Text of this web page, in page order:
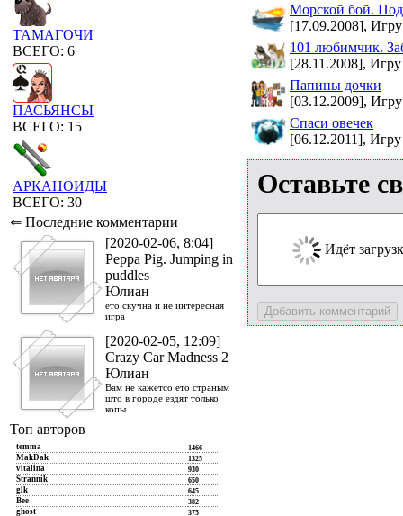
ТАМАГОЧИ
ВСЕГО: 6
ПАСЬЯНСЫ
ВСЕГО: 15
АРКАНОИДЫ
ВСЕГО: 30
⇐ Последние комментарии
[2020-02-06, 8:04]
Peppa Pig. Jumping in
puddles
Юлиан
ето скучна и не интересная
игра
[2020-02-05, 12:09]
Crazy Car Madness 2
Юлиан
Вам не кажетсо ето страным
што в городе ездят только
копы
Топ авторов
temma 1466
MakDak 1325
vitalina 930
Strannik 650
glk 645
Bee 382
ghost 375
Морской бой.
[17.09.2008],
101 любимчик.
[28.11.2008],
Папины дочки
[03.12.2009],
Спаси овечек
[06.12.2011],
Оставьте
Идёт